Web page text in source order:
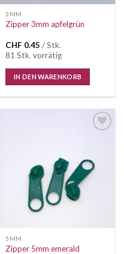
3MM
Zipper 3mm apfelgrün
CHF 0.45 / Stk.
81 Stk. vorrätig
IN DEN WARENKORB
5MM
Zipper 5mm emerald